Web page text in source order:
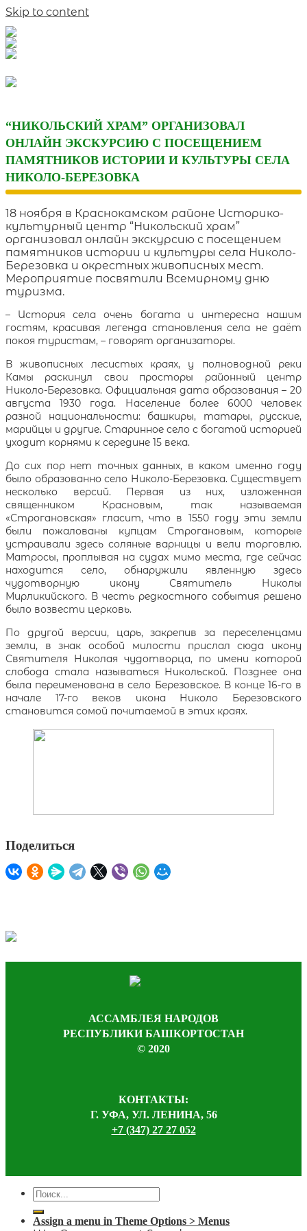
Skip to content
“НИКОЛЬСКИЙ ХРАМ” ОРГАНИЗОВАЛ
ОНЛАЙН ЭКСКУРСИЮ С ПОСЕЩЕНИЕМ
ПАМЯТНИКОВ ИСТОРИИ И КУЛЬТУРЫ СЕЛА
НИКОЛО-БЕРЕЗОВКА
18 ноября в Краснокамском районе Историко-
культурный центр “Никольский храм”
организовал онлайн экскурсию с посещением
памятников истории и культуры села Николо-
Березовка и окрестных живописных мест.
Мероприятие посвятили Всемирному дню
туризма.
– История села очень богата и интересна нашим
гостям, красивая легенда становления села не даёт
покоя туристам, – говорят организаторы.
В живописных лесистых краях, у полноводной реки
Камы раскинул свои просторы районный центр
Николо-Березовка. Официальная дата образования – 20
августа 1930 года. Население более 6000 человек
разной национальности: башкиры, татары, русские,
марийцы и другие. Старинное село с богатой историей
уходит корнями к середине 15 века.
До сих пор нет точных данных, в каком именно году
было образованно село Николо-Березовка. Существует
несколько версий. Первая из них, изложенная
священником Красновым, так называемая
«Строгановская» гласит, что в 1550 году эти земли
были пожалованы купцам Строгановым, которые
устраивали здесь соляные варницы и вели торговлю.
Матросы, проплывая на судах мимо места, где сейчас
находится село, обнаружили явленную здесь
чудотворную икону Святитель Николы
Мирликийского. В честь редкостного события решено
было возвести церковь.
По другой версии, царь, закрепив за переселенцами
земли, в знак особой милости прислал сюда икону
Святителя Николая чудотворца, по имени которой
слобода стала называться Никольской. Позднее она
была переименована в село Березовское. В конце 16-го в
начале 17-го веков икона Николо Березовского
становится сомой почитаемой в этих краях.
Поделиться
АССАМБЛЕЯ НАРОДОВ
РЕСПУБЛИКИ БАШКОРТОСТАН
© 2020
КОНТАКТЫ:
Г. УФА, УЛ. ЛЕНИНА, 56
+7 (347) 27 27 052
Assign a menu in Theme Options > Menus